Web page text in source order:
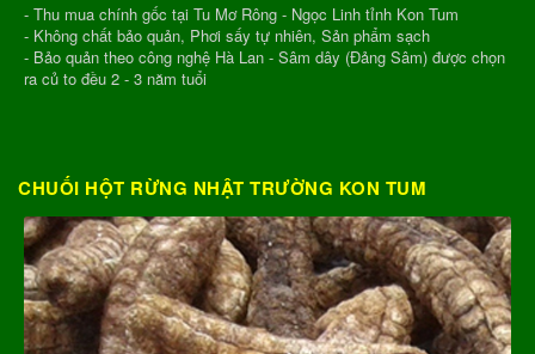
- Thu mua chính gốc tại Tu Mơ Rông - Ngọc Linh tỉnh Kon Tum
- Không chất bảo quản, Phơi sấy tự nhiên, Sản phẩm sạch
- Bảo quản theo công nghệ Hà Lan - Sâm dây (Đảng Sâm) được chọn
ra củ to đều 2 - 3 năm tuổi
CHUỐI HỘT RỪNG NHẬT TRƯỜNG KON TUM